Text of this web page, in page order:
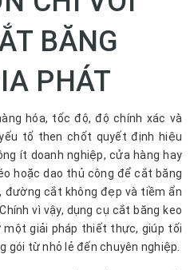
BĂNG
PHÁT
hóa, tốc độ, độ chính xác và
tố then chốt quyết định hiệu
ít doanh nghiệp, cửa hàng hay
hoặc dao thủ công để cắt băng
đường cắt không đẹp và tiềm ẩn
vì vậy, dụng cụ cắt băng keo
một giải pháp thiết thực, giúp tối
gói từ nhỏ lẻ đến chuyên nghiệp.